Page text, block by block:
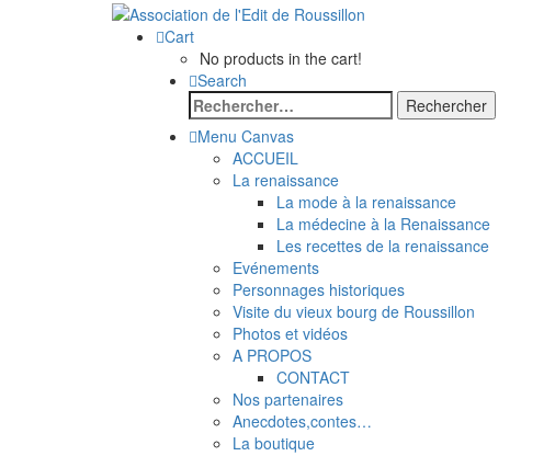
Cart
No products in the cart!
Search
Rechercher :
Menu Canvas
ACCUEIL
La renaissance
La mode à la renaissance
La médecine à la Renaissance
Les recettes de la renaissance
Evénements
Personnages historiques
Visite du vieux bourg de Roussillon
Photos et vidéos
A PROPOS
CONTACT
Nos partenaires
Anecdotes,contes…
La boutique